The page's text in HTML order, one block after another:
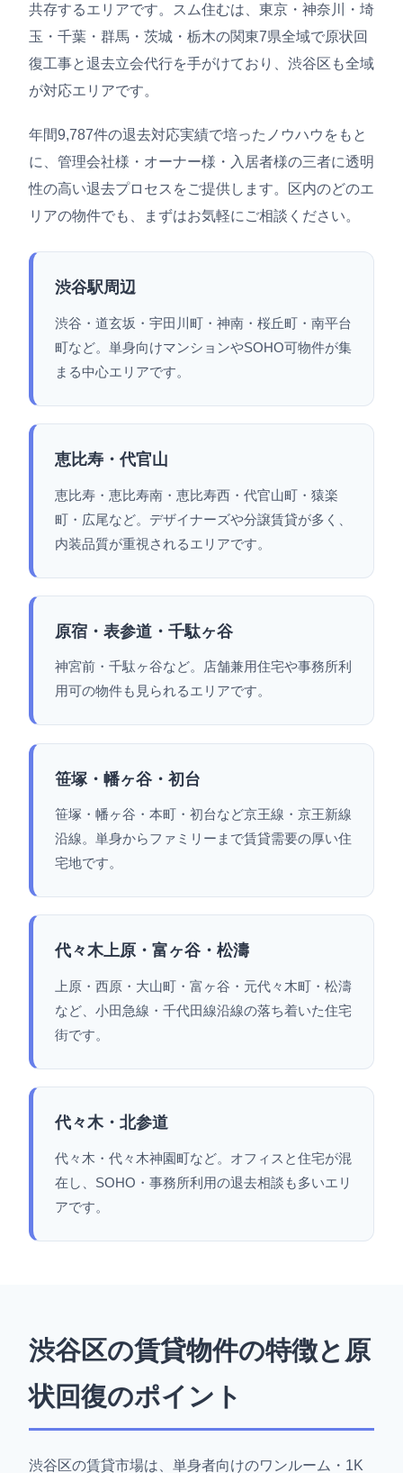
共存するエリアです。スム住むは、東京・神奈川・埼
玉・千葉・群馬・茨城・栃木の関東7県全域で原状回
復工事と退去立会代行を手がけており、渋谷区も全域
が対応エリアです。
年間9,787件の退去対応実績で培ったノウハウをもと
に、管理会社様・オーナー様・入居者様の三者に透明
性の高い退去プロセスをご提供します。区内のどのエ
リアの物件でも、まずはお気軽にご相談ください。
渋谷駅周辺
渋谷・道玄坂・宇田川町・神南・桜丘町・南平台
町など。単身向けマンションやSOHO可物件が集
まる中心エリアです。
恵比寿・代官山
恵比寿・恵比寿南・恵比寿西・代官山町・猿楽
町・広尾など。デザイナーズや分譲賃貸が多く、
内装品質が重視されるエリアです。
原宿・表参道・千駄ヶ谷
神宮前・千駄ヶ谷など。店舗兼用住宅や事務所利
用可の物件も見られるエリアです。
笹塚・幡ヶ谷・初台
笹塚・幡ヶ谷・本町・初台など京王線・京王新線
沿線。単身からファミリーまで賃貸需要の厚い住
宅地です。
代々木上原・富ヶ谷・松濤
上原・西原・大山町・富ヶ谷・元代々木町・松濤
など、小田急線・千代田線沿線の落ち着いた住宅
街です。
代々木・北参道
代々木・代々木神園町など。オフィスと住宅が混
在し、SOHO・事務所利用の退去相談も多いエリ
アです。
渋谷区の賃貸物件の特徴と原
状回復のポイント
渋谷区の賃貸市場は、単身者向けのワンルーム・1K